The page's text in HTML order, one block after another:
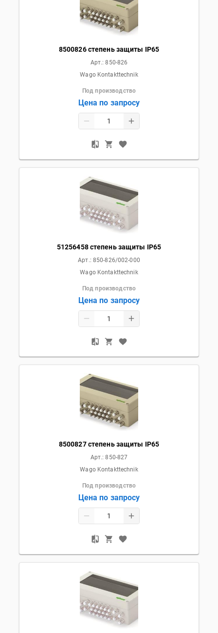
8500826 степень защиты IP65
Арт.:850-826
Wago Kontakttechnik
Под производство
Цена по запросу
51256458 степень защиты IP65
Арт.: 850-826/002-000
Wago Kontakttechnik
Под производство
Цена по запросу
8500827 степень защиты IP65
Арт.:850-827
Wago Kontakttechnik
Под производство
Цена по запросу